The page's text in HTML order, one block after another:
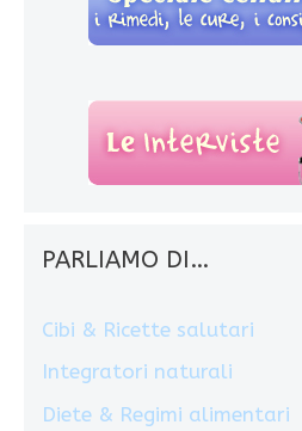
PARLIAMO DI…
Cibi & Ricette salutari
Integratori naturali
Diete & Regimi alimentari